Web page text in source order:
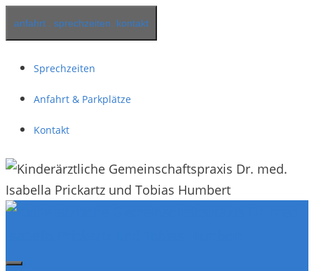
Springe
zum
anfahrt . sprechzeiten. kontakt
Sprechzeiten
Anfahrt & Parkplätze
Kontakt